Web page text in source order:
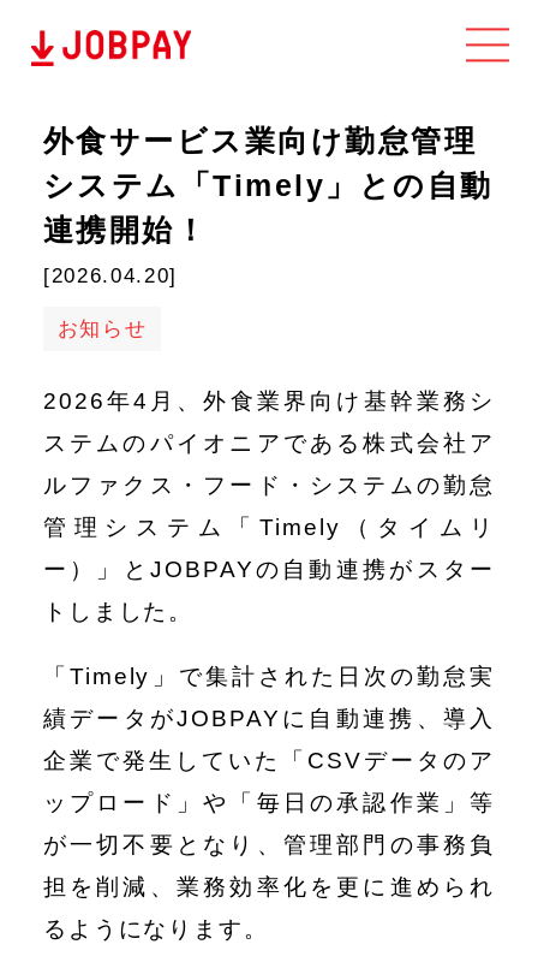
ホーム
導入事例
ブログ
外食サービス業向け勤怠管理
システム「Timely」との自動
連携開始！
[2026.04.20]
お知らせ
2026年4月、外食業界向け基幹業務シ
ステムのパイオニアである株式会社ア
ルファクス・フード・システムの勤怠
管理システム「Timely（タイムリ
ー）」とJOBPAYの自動連携がスター
トしました。
「Timely」で集計された日次の勤怠実
績データがJOBPAYに自動連携、導入
企業で発生していた「CSVデータのア
ップロード」や「毎日の承認作業」等
が一切不要となり、管理部門の事務負
担を削減、業務効率化を更に進められ
るようになります。